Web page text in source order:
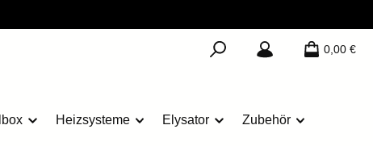
0,00 €
Heizsysteme Elysator Zubehör